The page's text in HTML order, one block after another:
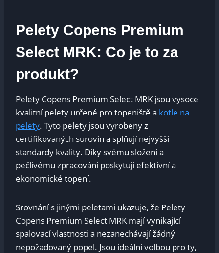
Pelety Copens Premium
Select MRK:‍ Co je ‌to ‍za ​
produkt?
Pelety Copens Premium⁣ Select MRK jsou‍ vysoce
⁢kvalitní pelety ⁣určené pro ⁣topeniště a kotle na
pelety. ‌Tyto pelety jsou vyrobeny z⁤
certifikovaných surovin a​ splňují ⁢nejvyšší
standardy kvality. Díky svému složení a
pečlivému zpracování poskytují efektivní a
ekonomické topení.
Srovnání s jinými peletami ukazuje, že⁣ Pelety
⁤Copens Premium​ Select MRK mají vynikající
spalovací vlastnosti a ​nezanechávají žádný
nepožadovaný​ popel. Jsou ⁣ideální volbou pro ty,